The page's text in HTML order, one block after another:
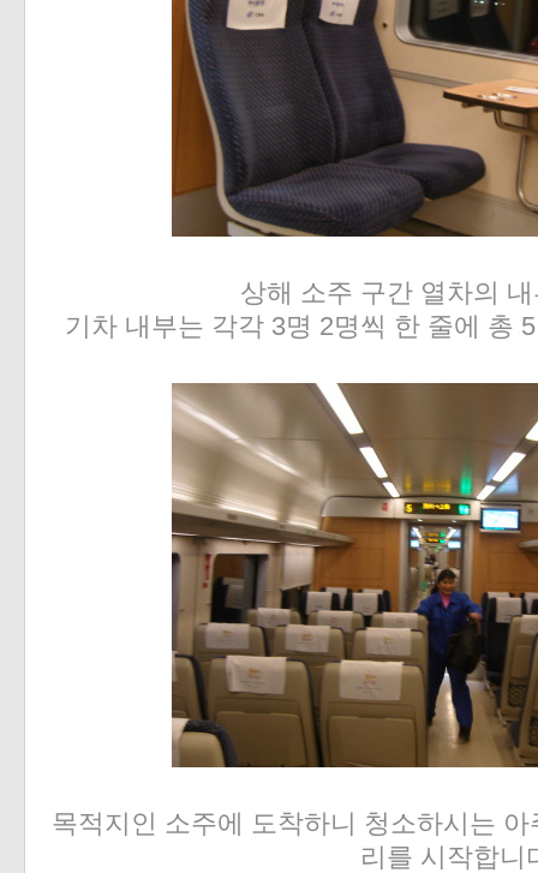
상해 소주 구간 열차의
기차 내부는 각각 3명 2명씩 한 줄에 총
목적지인 소주에 도착하니 청소하시는
리를 시작합니